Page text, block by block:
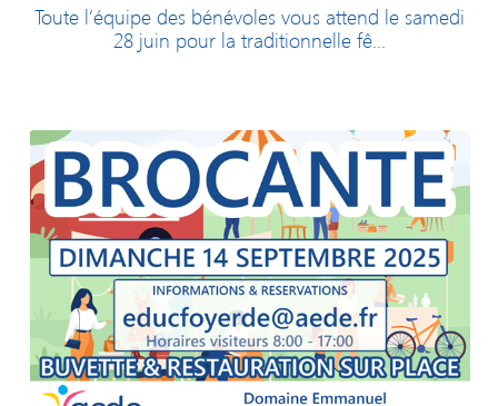
Toute l’équipe des bénévoles vous attend le samedi
28 juin pour la traditionnelle fê...